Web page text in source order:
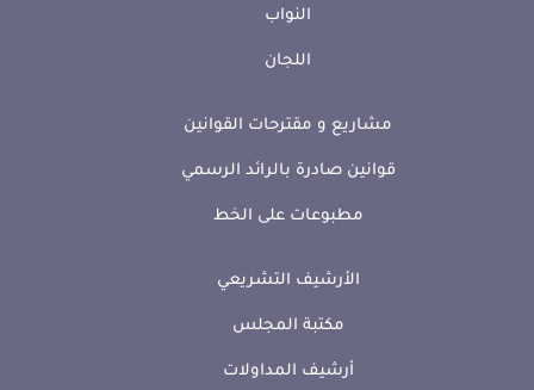
النواب
اللجان
مشاريع و مقترحات القوانين
قوانين صادرة بالرائد الرسمي
مطبوعات على الخط
الأرشيف التشريعي
مكتبة المجلس
أرشيف المداولات